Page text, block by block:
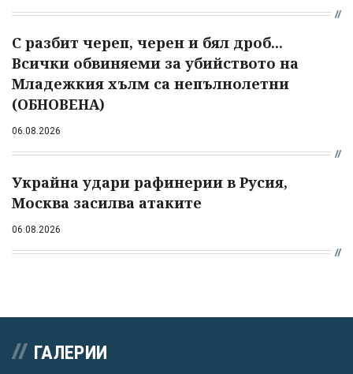
С разбит череп, черен и бял дроб...
Всички обвиняеми за убийството на
Младежкия хълм са непълнолетни
(ОБНОВЕНА)
06.08.2026
Украйна удари рафинерии в Русия,
Москва засилва атаките
06.08.2026
ГАЛЕРИИ